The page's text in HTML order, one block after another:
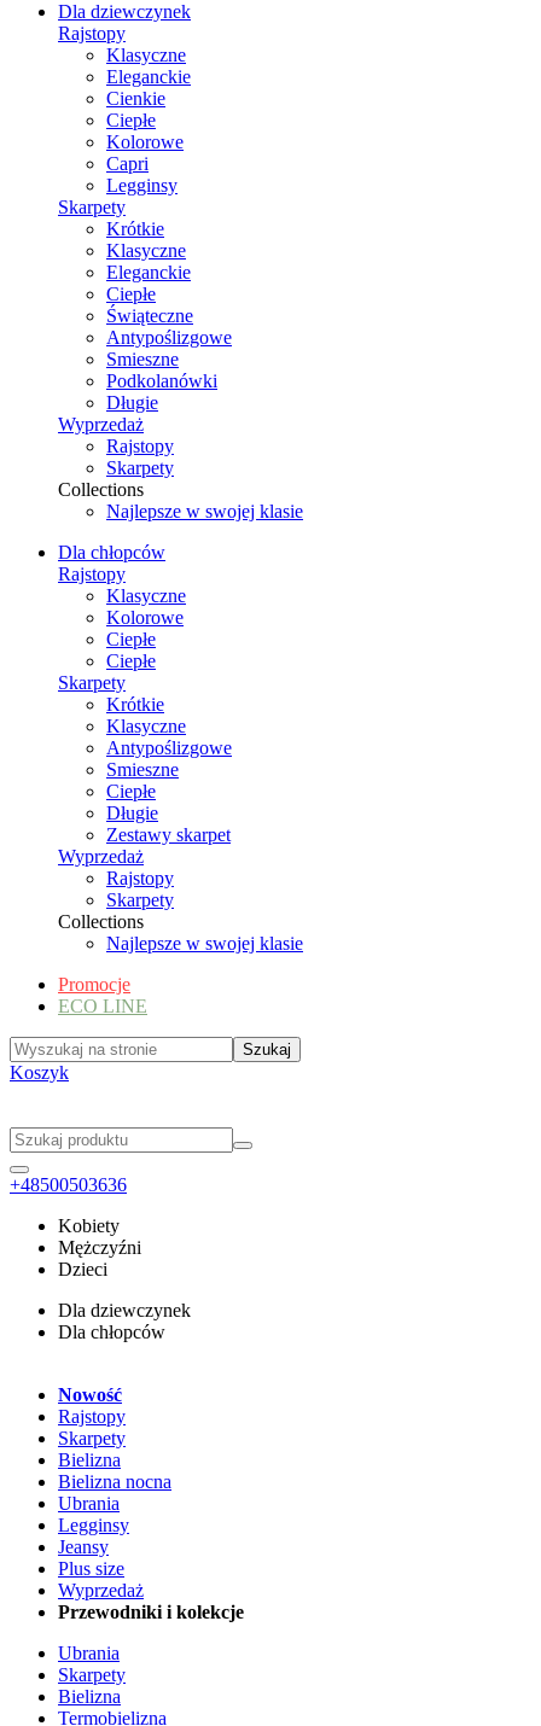
Dla dziewczynek
Rajstopy
Klasyczne
Eleganckie
Cienkie
Ciepłe
Kolorowe
Capri
Legginsy
Skarpety
Krótkie
Klasyczne
Eleganckie
Ciepłe
Świąteczne
Antypoślizgowe
Smieszne
Podkolanówki
Długie
Wyprzedaż
Rajstopy
Skarpety
Collections
Najlepsze w swojej klasie
Dla chłopców
Rajstopy
Klasyczne
Kolorowe
Ciepłe
Ciepłe
Skarpety
Krótkie
Klasyczne
Antypoślizgowe
Smieszne
Ciepłe
Długie
Zestawy skarpet
Wyprzedaż
Rajstopy
Skarpety
Collections
Najlepsze w swojej klasie
Promocje
ECO LINE
Koszyk
+48500503636
Kobiety
Mężczyźni
Dzieci
Dla dziewczynek
Dla chłopców
Nowość
Rajstopy
Skarpety
Bielizna
Bielizna nocna
Ubrania
Legginsy
Jeansy
Plus size
Wyprzedaż
Przewodniki i kolekcje
Ubrania
Skarpety
Bielizna
Termobielizna